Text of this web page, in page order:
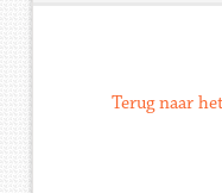
Terug naar